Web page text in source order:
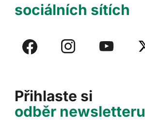
Přihlaste si
odběr newsletteru
sociálních sítích